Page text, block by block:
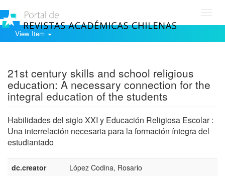
View Item
21st century skills and school religious
education: A necessary connection for the
integral education of the students
Habilidades del siglo XXI y Educación Religiosa Escolar :
Una interrelación necesaria para la formación íntegra del
estudiantado
dc.creator
López Codina, Rosario